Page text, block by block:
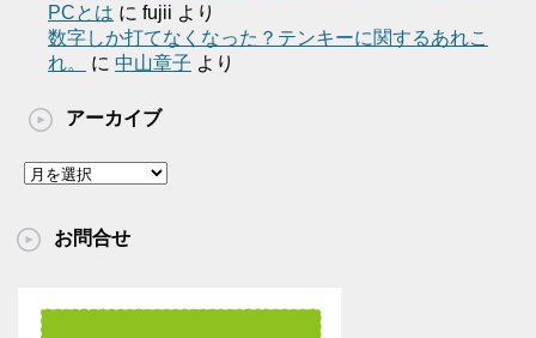
PCとは に fujii より
数字しか打てなくなった？テンキーに関するあれこ
れ。
に 中山章子 より
アーカイブ
ア
イ
お問合せ